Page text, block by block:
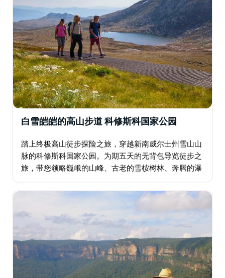
白雪皑皑的高山步道 科修斯科国家公园
踏上终极高山徒步探险之旅，穿越新南威尔士州雪山山
脉的科修斯科国家公园。为期五天的无背包导览徒步之
旅，带您领略巍峨的山峰、古老的雪桉树林、奔腾的瀑
季滑雪而闻名，而在温暖的月份，这里则摇身一变…